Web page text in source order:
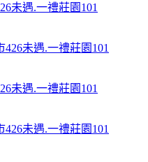
未遇.一禮莊園101
未遇.一禮莊園101